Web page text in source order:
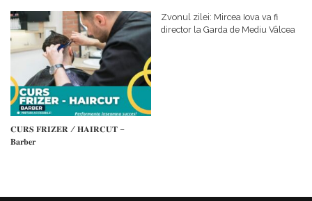
𝗳𝗶𝗻𝗮𝗻𝘁𝗮𝘁𝗼𝗿
𝐂𝐔𝐑𝐒 𝐅𝐑𝐈𝐙𝐄𝐑 / 𝐇𝐀𝐈𝐑𝐂𝐔𝐓 –
𝐁𝐚𝐫𝐛𝐞𝐫
Zvonul zilei: Mircea Iova va fi
director la Garda de Mediu Vâlcea